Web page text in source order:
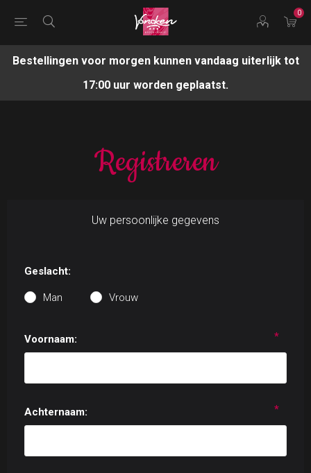
0
Bestellingen voor morgen kunnen vandaag uiterlijk tot
17:00 uur worden geplaatst.
Registreren
Uw persoonlijke gegevens
Geslacht:
Man Vrouw
Voornaam: *
Achternaam: *